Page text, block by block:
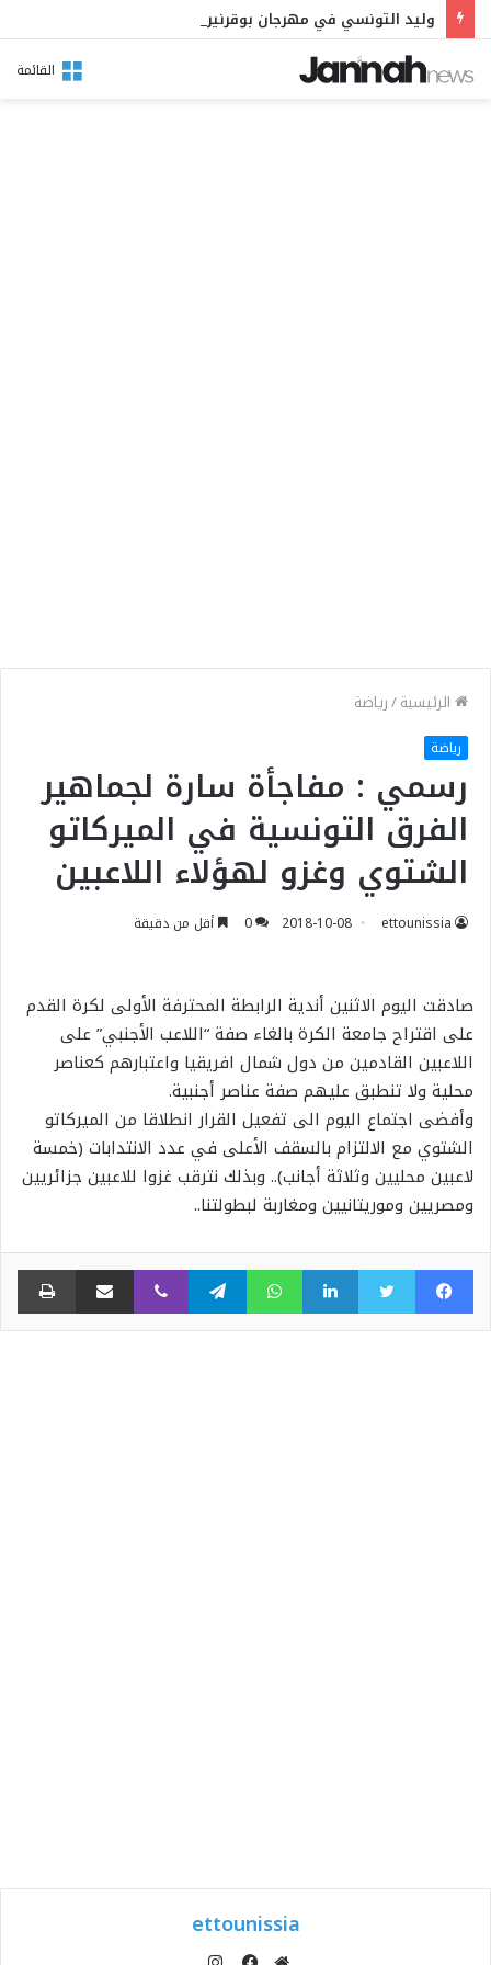
القائمة
الرئيسية/رياضة
رياضة
رسمي : مفاجأة سارة لجماهير
الفرق التونسية في الميركاتو
الشتوي وغزو لهؤلاء اللاعبين
ettounissia
2018-10-08
0 أقل من دقيقة
صادقت اليوم الاثنين أندية الرابطة المحترفة الأولى لكرة القدم
على اقتراح جامعة الكرة بالغاء صفة “اللاعب الأجنبي” على
اللاعبين القادمين من دول شمال افريقيا واعتبارهم كعناصر
محلية ولا تنطبق عليهم صفة عناصر أجنبية.
وأفضى اجتماع اليوم الى تفعيل القرار انطلاقا من الميركاتو
الشتوي مع الالتزام بالسقف الأعلى في عدد الانتدابات (خمسة
لاعبين محليين وثلاثة أجانب).. وبذلك نترقب غزوا للاعبين جزائريين
ومصريين وموريتانيين ومغاربة لبطولتنا..
فيسبوك تويتر لينكدإن واتساب تيلقرام ڤايبر مشاركة عبر البريد
ettounissia